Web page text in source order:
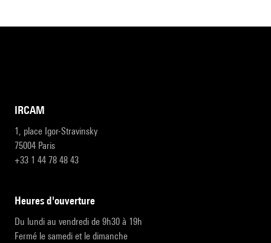
IRCAM
1, place Igor-Stravinsky
75004 Paris
+33 1 44 78 48 43
heures d'ouverture
Du lundi au vendredi de 9h30 à 19h
Fermé le samedi et le dimanche